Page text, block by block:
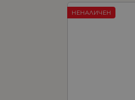
НЕНАЛИЧЕН